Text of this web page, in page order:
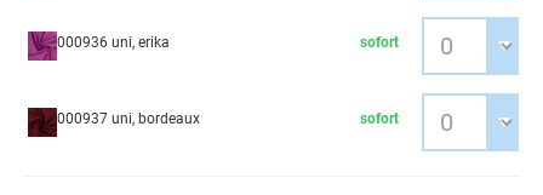
000936 uni, erika sofort
000937 uni, bordeaux sofort